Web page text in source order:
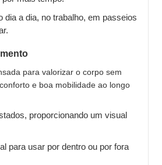
dia a dia, no trabalho, em passeios
para valorizar o corpo sem
e boa mobilidade ao longo
proporcionando um visual
para usar por dentro ou por fora